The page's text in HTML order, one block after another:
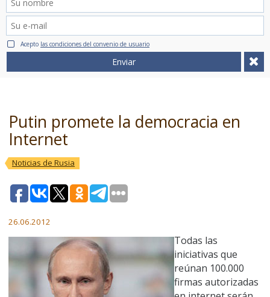
Acepto las condiciones del convenio de usuario
Enviar
Putin promete la democracia en
Internet
Noticias de Rusia
26.06.2012
Todas las
iniciativas que
reúnan 100.000
firmas autorizadas